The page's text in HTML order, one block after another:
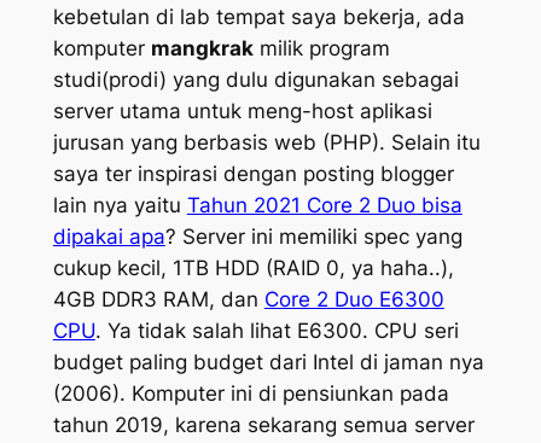
kebetulan di lab tempat saya bekerja, ada
komputer mangkrakmilik program
studi(prodi) yang dulu digunakan sebagai
server utama untuk meng-host aplikasi
jurusan yang berbasis web (PHP). Selain itu
saya ter inspirasi dengan posting blogger
lain nya yaitu Tahun 2021 Core 2 Duo bisa
dipakai apa? Server ini memiliki spec yang
cukup kecil, 1TB HDD (RAID 0, ya haha..),
4GB DDR3 RAM, dan Core 2 Duo E6300
CPU. Ya tidak salah lihat E6300. CPU seri
budget paling budget dari Intel di jaman nya
(2006). Komputer ini di pensiunkan pada
tahun 2019, karena sekarang semua server